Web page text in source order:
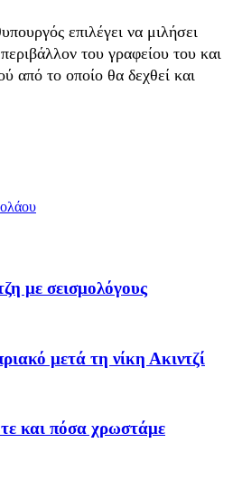
επιλέγει να μιλήσει
του γραφείου του και
από το οποίο θα δεχθεί και
με σεισμολόγους
μετά τη νίκη Ακιντζί
και πόσα χρωστάμε